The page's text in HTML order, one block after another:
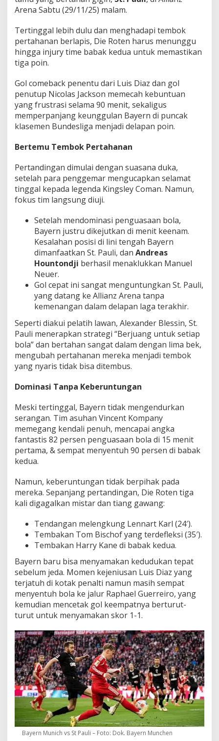
n
A
k
h
Arena Sabtu (29/11/25) malam.
Tertinggal lebih dulu dan menghadapi tembok
pertahanan berlapis, Die Roten harus menunggu
hingga injury time babak kedua untuk memastikan
tiga poin.
Gol comeback penentu dari Luis Diaz dan gol
penutup Nicolas Jackson memecah kebuntuan
yang frustrasi selama 90 menit, sekaligus
memperpanjang keunggulan Bayern di puncak
klasemen Bundesliga menjadi delapan poin.
Bertemu Tembok Pertahanan
Pertandingan dimulai dengan suasana duka,
setelah para penggemar mengucapkan selamat
tinggal kepada legenda Kingsley Coman. Namun,
fokus tim langsung diuji.
Setelah mendominasi penguasaan bola,
Bayern justru dikejutkan di menit keenam.
Kesalahan posisi di lini tengah Bayern
dimanfaatkan St. Pauli, dan Andreas
Hountondji berhasil menaklukkan Manuel
Neuer.
Gol cepat ini sangat menguntungkan St. Pauli,
yang datang ke Allianz Arena tanpa
kemenangan dalam delapan laga terakhir.
Seperti diakui pelatih lawan, Alexander Blessin, St.
Pauli menerapkan strategi “Berjuang untuk setiap
bola” dan bertahan sangat dalam dengan lima bek,
mengubah pertahanan mereka menjadi tembok
yang nyaris tidak bisa ditembus.
Dominasi Tanpa Keberuntungan
Meski tertinggal, Bayern tidak mengendurkan
serangan. Tim asuhan Vincent Kompany
memegang kendali penuh, mencapai angka
fantastis 82 persen penguasaan bola di 15 menit
pertama, & sempat menyentuh 90 persen di babak
kedua.
Namun, keberuntungan tidak berpihak pada
mereka. Sepanjang pertandingan, Die Roten tiga
kali digagalkan mistar dan tiang gawang:
Tendangan melengkung Lennart Karl (24′).
Tembakan Tom Bischof yang terdefleksi (35′).
Tembakan Harry Kane di babak kedua.
Bayern baru bisa menyamakan kedudukan tepat
sebelum jeda. Momen kejeniusan Luis Diaz yang
terjatuh di kotak penalti namun masih sempat
menyentuh bola ke jalur Raphael Guerreiro, yang
kemudian mencetak gol keempatnya berturut-
turut untuk menyamakan skor 1-1.
Bayern Munich vs St Pauli – Foto: Dok. Bayern Munchen